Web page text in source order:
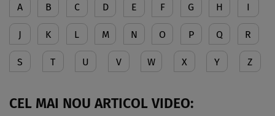
A B C D E F G H I
J K L M N O P Q R
S T U V W X Y Z
CEL MAI NOU ARTICOL VIDEO: